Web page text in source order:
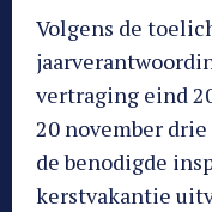
Volgens de
vertraging eind
20 november drie
de benodigde
kerstvakantie